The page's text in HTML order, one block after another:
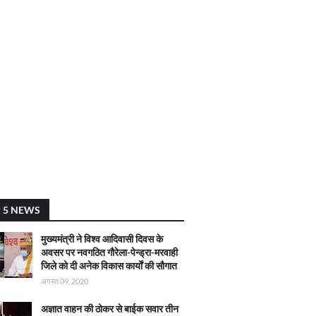
5 NEWS
मुख्यमंत्री ने विश्व आदिवासी दिवस के
अवसर पर नवगठित गौरेला-पेन्ड्रा-मरवाही
जिले को दी अनेक विकास कार्याें की सौगात
अगस्त 09, 2020
अज्ञात वाहन की ठोकर से बाईक सवार तीन